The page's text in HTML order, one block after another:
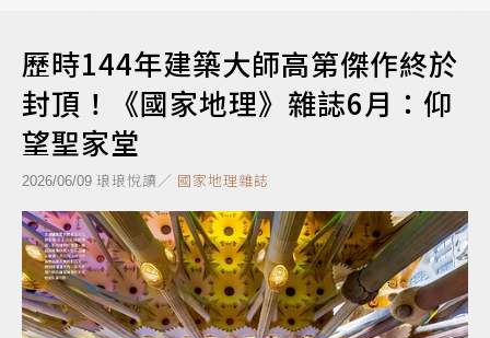
歷時144年建築大師高第傑作終於
封頂！《國家地理》雜誌6月：仰
望聖家堂
2026/06/09 琅琅悅讀／ 國家地理雜誌